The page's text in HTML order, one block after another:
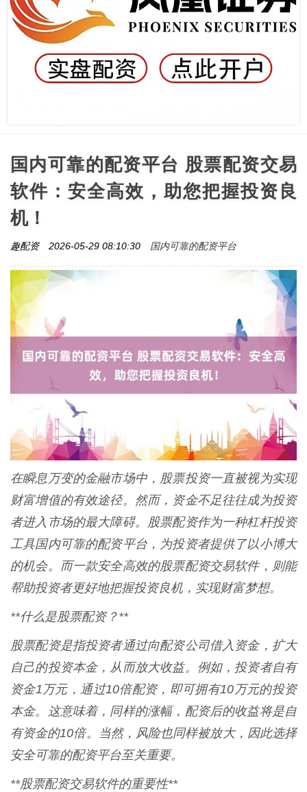
国内可靠的配资平台 股票配资交易
软件：安全高效，助您把握投资良
机！
趣配资 2026-05-29 08:10:30 国内可靠的配资平台
在瞬息万变的金融市场中，股票投资一直被视为实现
财富增值的有效途径。然而，资金不足往往成为投资
者进入市场的最大障碍。股票配资作为一种杠杆投资
工具国内可靠的配资平台，为投资者提供了以小博大
的机会。而一款安全高效的股票配资交易软件，则能
帮助投资者更好地把握投资良机，实现财富梦想。
**什么是股票配资？**
股票配资是指投资者通过向配资公司借入资金，扩大
自己的投资本金，从而放大收益。例如，投资者自有
资金1万元，通过10倍配资，即可拥有10万元的投资
本金。这意味着，同样的涨幅，配资后的收益将是自
有资金的10倍。当然，风险也同样被放大，因此选择
安全可靠的配资平台至关重要。
**股票配资交易软件的重要性**